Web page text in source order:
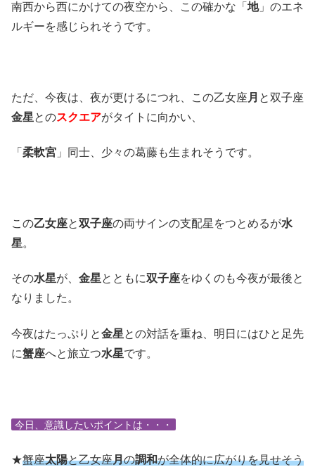
南西から西にかけての夜空から、この確かな「 地」のエネ
ルギーを感じられそうです。
ただ、今夜は、夜が更けるにつれ、この乙女座 月 と双子座
金星とのスクエアがタイトに向かい、
「 柔軟宮 」同士、少々の葛藤も生まれそうです。
この乙女座と双子座の両サインの支配星をつとめるが水
星。
その水星が、 金星とともに双子座をゆくのも今夜が最後と
なりました。
今夜はたっぷりと金星との対話を重ね、明日にはひと足先
に蟹座へと旅立つ水星です。
今日、意識したいポイントは・・・
★蟹座太陽と乙女座月の調和が全体的に広がりを見せそう